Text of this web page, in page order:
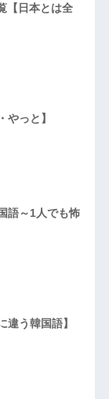
【日本とは全
やっと】
語～1人でも怖
違う韓国語】